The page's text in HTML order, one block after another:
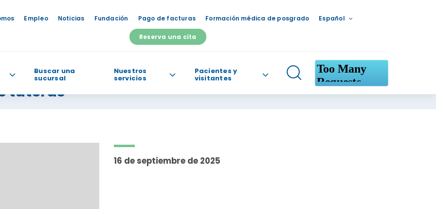
Empleo Noticias Fundación Pago de facturas Formación médica de posgrado Español
Reserva una cita
Buscar una
sucursal
Nuestros
servicios
Pacientes y
visitantes
ayudarte?
tutoras
16 de septiembre de 2025